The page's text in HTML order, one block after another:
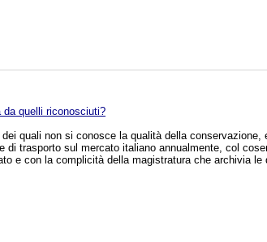
quelli riconosciuti?
quali non si conosce la qualità della conservazione,
trasporto sul mercato italiano annualmente, col
e con la complicità della magistratura che archivia le